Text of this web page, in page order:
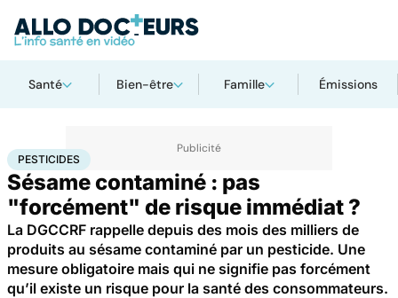
Santé Bien-être Famille Émissions
AccueilSanté Pesticides
PESTICIDES
Sésame contaminé : pas
"forcément" de risque immédiat ?
La DGCCRF rappelle depuis des mois des milliers de
produits au sésame contaminé par un pesticide. Une
mesure obligatoire mais qui ne signifie pas forcément
qu’il existe un risque pour la santé des consommateurs.